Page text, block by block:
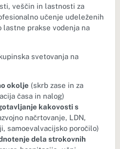
veščin in lastnosti za
učenje udeleženih
prakse vodenja na
svetovanja na
okolje (skrb zase in za
časa in nalog)
kakovosti s
načrtovanje, LDN,
samoevalvacijsko poročilo)
dela strokovnih